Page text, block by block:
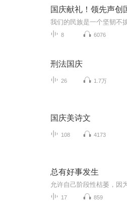
国庆献礼！领先声创
8 6076
刑法国庆
26 1.7万
国庆美诗文
108 4173
总有好事发生
17 859